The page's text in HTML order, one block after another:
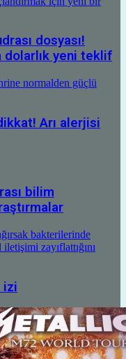
dosyası!
dolarlık yeni teklif
Arı alerjisi
bilim
izi